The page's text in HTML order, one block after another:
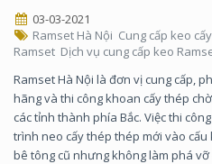
03-03-2021
Ramset Hà Nội Cung cấp keo
Ramset Dịch vụ cung cấp keo
Ramset Hà Nội là đơn vị cung cấp,
hãng và thi công khoan cấy thép
các tỉnh thành phía Bắc. Việc thi
trình neo cấy thép thép mới vào cấu
bê tông cũ nhưng không làm phá